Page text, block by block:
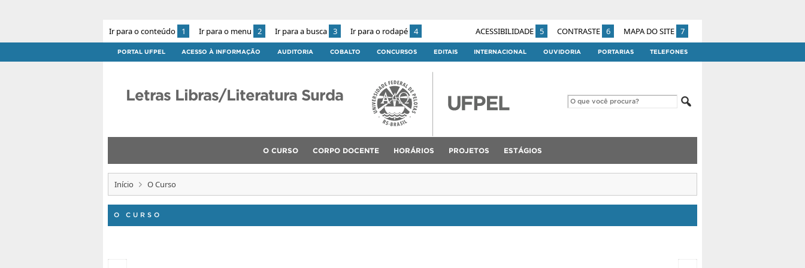
Ir para o conteúdo 1 Ir para o menu 2 Ir para a busca 3 Ir para o rodapé 4 ACESSIBILIDADE 5 CONTRASTE 6 MAPA DO SITE 7
PORTAL UFPEL ACESSO À INFORMAÇÃO AUDITORIA COBALTO CONCURSOS EDITAIS INTERNACIONAL OUVIDORIA PORTARIAS TELEFONES
Letras Libras/Literatura Surda
O CURSO CORPO DOCENTE HORÁRIOS PROJETOS ESTÁGIOS
Início O Curso
O CURSO